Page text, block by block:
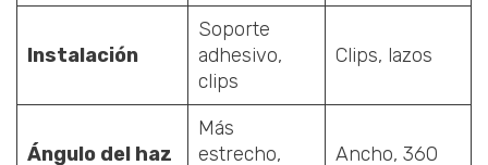
Instalación
Soporte
adhesivo,
clips
Clips, lazos
Ángulo del haz
Más
estrecho,
Ancho, 360